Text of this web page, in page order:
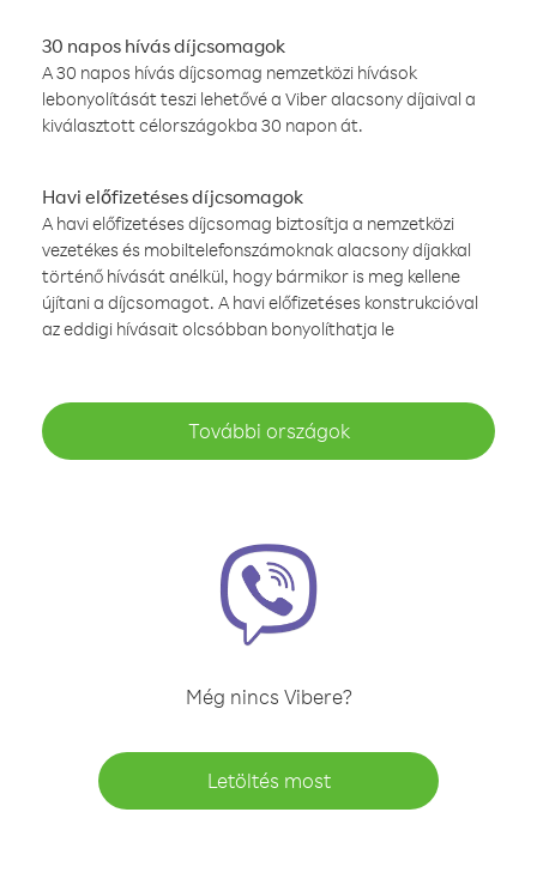
30 napos hívás díjcsomagok
A 30 napos hívás díjcsomag nemzetközi hívások
lebonyolítását teszi lehetővé a Viber alacsony díjaival a
kiválasztott célországokba 30 napon át.
Havi előfizetéses díjcsomagok
A havi előfizetéses díjcsomag biztosítja a nemzetközi
vezetékes és mobiltelefonszámoknak alacsony díjakkal
történő hívását anélkül, hogy bármikor is meg kellene
újítani a díjcsomagot. A havi előfizetéses konstrukcióval
az eddigi hívásait olcsóbban bonyolíthatja le
További országok
Még nincs Vibere?
Letöltés most